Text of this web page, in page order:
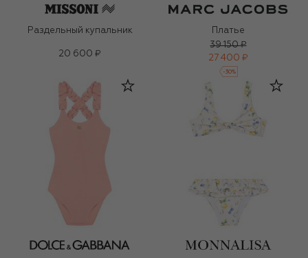
Раздельный купальник
20 600 ₽
Платье
39 150 ₽
27 400 ₽
-30%